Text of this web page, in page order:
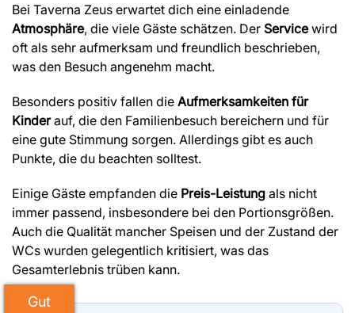
Bei Taverna Zeus erwartet dich eine einladende
Atmosphäre, die viele Gäste schätzen. Der Servicewird
oft als sehr aufmerksam und freundlich beschrieben,
was den Besuch angenehm macht.
Besonders positiv fallen die Aufmerksamkeiten für
Kinderauf, die den Familienbesuch bereichern und für
eine gute Stimmung sorgen. Allerdings gibt es auch
Punkte, die du beachten solltest.
Einige Gäste empfanden die Preis-Leistung als nicht
immer passend, insbesondere bei den Portionsgrößen.
Auch die Qualität mancher Speisen und der Zustand der
WCs wurden gelegentlich kritisiert, was das
Gesamterlebnis trüben kann.
Gut